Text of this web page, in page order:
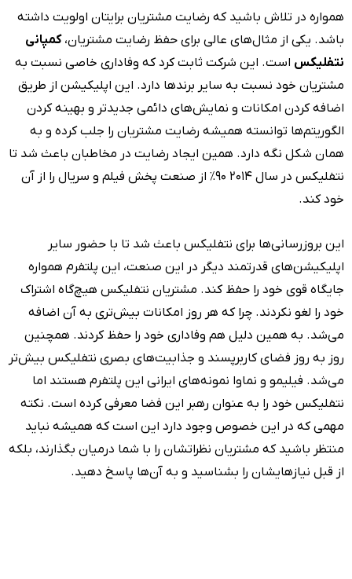
همواره در تلاش باشید که رضایت مشتریان برایتان اولویت داشته
باشد. یکی از مثال‌های عالی برای حفظ رضایت مشتریان،کمپانی
نتفلیکس است. این شرکت ثابت کرد که وفاداری خاصی نسبت به
مشتریان خود نسبت به سایر برندها دارد. این اپلیکیشن از طریق
اضافه کردن امکانات و نمایش‌های دائمی جدیدتر و بهینه کردن
الگوریتم‌ها توانسته همیشه رضایت مشتریان را جلب کرده و به
همان شکل نگه دارد. همین ایجاد رضایت در مخاطبان باعث شد تا
نتفلیکس در سال ۲۰۱۴ ۹۰٪ از صنعت پخش فیلم و سریال را از آن
خود کند.
این بروزرسانی‌ها برای نتفلیکس باعث شد تا با حضور سایر
اپلیکیشن‌های قدرتمند دیگر در این صنعت، این پلتفرم همواره
جایگاه قوی خود را حفظ کند. مشتریان نتفلیکس هیچ‌گاه اشتراک
خود را لغو نکردند. چرا که هر روز امکانات بیش‌تری به آن اضافه
می‌شد. به همین دلیل هم وفاداری خود را حفظ کردند. همچنین
روز به روز فضای کاربرپسند و جذابیت‌های بصری نتفلیکس بیش‌تر
می‌شد. فیلیمو و نماوا نمونه‌های ایرانی این پلتفرم هستند اما
نتفلیکس خود را به عنوان رهبر این فضا معرفی کرده است. نکته
مهمی که در این خصوص وجود دارد این است که همیشه نباید
منتظر باشید که مشتریان نظراتشان را با شما درمیان بگذارند، بلکه
از قبل نیازهایشان را بشناسید و به آن‌ها پاسخ دهید.